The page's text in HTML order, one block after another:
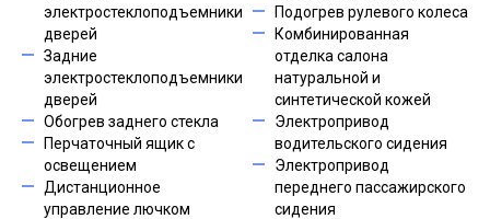
электростеклоподъемники
дверей
Задние
электростеклоподъемники
дверей
Обогрев заднего стекла
Перчаточный ящик с
освещением
Дистанционное
управление лючком
Подогрев рулевого колеса
Комбинированная
отделка салона
натуральной и
синтетической кожей
Электропривод
водительского сидения
Электропривод
переднего пассажирского
сидения